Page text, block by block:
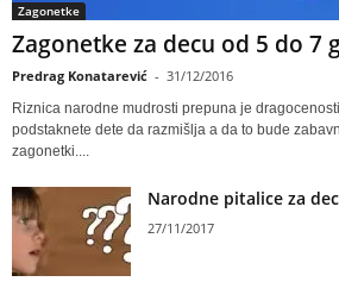
Zagonetke
Zagonetke za decu od 5 do 7
Predrag Konatarević - 31/12/2016
Riznica narodne mudrosti prepuna je
podstaknete dete da razmišlja a da to bude
zagonetki....
Narodne pitalice za
27/11/2017